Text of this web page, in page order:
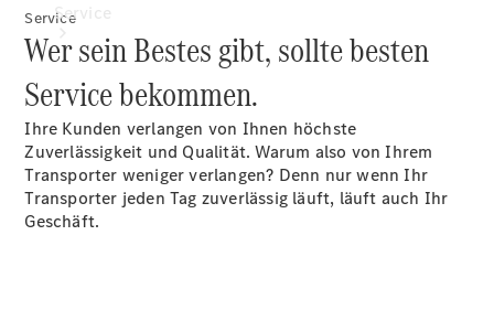
Service
Übersicht
Service &
Service
Wer sein Bestes gibt, sollte besten
Service bekommen.
Ihre Kunden verlangen von Ihnen höchste
Zuverlässigkeit und Qualität. Warum also von Ihrem
Transporter weniger verlangen? Denn nur wenn Ihr
Transporter jeden Tag zuverlässig läuft, läuft auch Ihr
Geschäft.